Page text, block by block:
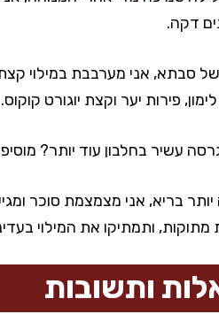
דקה.
סבתא, אני מערבבת במילוי קצת
פירות יער וקצת יוגורט קוקוס.
בחלבון עוד יותר? מוסיפים למילוי 1–2 כפות חמאת שקדים. זה גם נותן גוף
בריא, אני מצמצמת סוכר
מתוקות, ותמתיקו את המילוי
ותשובות